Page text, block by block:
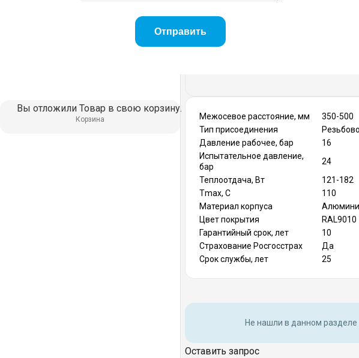
Вы отложили Товар в свою корзину.
Корзина Межосевое расстояние, мм
350-500
Тип присоединения
Давление рабочее, бар
16
Испытательное давление,
бар
24
Теплоотдача, Вт
121-182
Тmax, С
110
Материал корпуса
Цвет покрытия
RAL9010
Гарантийный срок, лет
10
Страхование Росгосстрах
Да
Срок службы, лет
25
Не нашли в данном
Оставить запрос